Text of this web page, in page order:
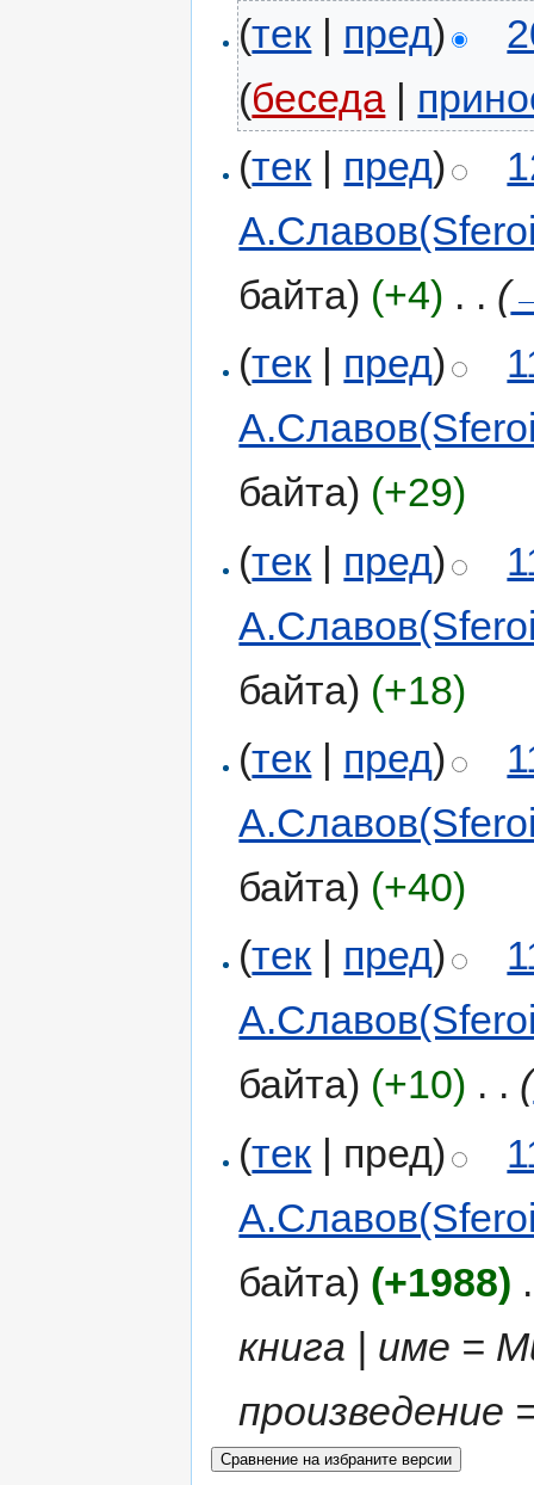
(тек | пред)
(беседа |
(тек | пред)
байта) (+4) . . (
(тек | пред)
байта) (+29)
(тек | пред)
байта) (+18)
(тек | пред)
байта) (+40)
(тек пред)
байта) (+10) . . (
(тек | пред)
байта) (+1988)
книга | име =
произведение